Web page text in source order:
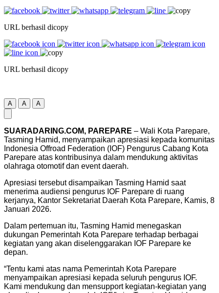
URL berhasil dicopy
URL berhasil dicopy
A A A
SUARADARING.COM, PAREPARE – Wali Kota Parepare,
Tasming Hamid, menyampaikan apresiasi kepada komunitas
Indonesia Offroad Federation (IOF) Pengurus Cabang Kota
Parepare atas kontribusinya dalam mendukung aktivitas
olahraga otomotif dan event daerah.
Apresiasi tersebut disampaikan Tasming Hamid saat
menerima audiensi pengurus IOF Parepare di ruang
kerjanya, Kantor Sekretariat Daerah Kota Parepare, Kamis, 8
Januari 2026.
Dalam pertemuan itu, Tasming Hamid menegaskan
dukungan Pemerintah Kota Parepare terhadap berbagai
kegiatan yang akan diselenggarakan IOF Parepare ke
depan.
“Tentu kami atas nama Pemerintah Kota Parepare
menyampaikan apresiasi kepada seluruh pengurus IOF.
Kami mendukung dan mensupport kegiatan-kegiatan yang